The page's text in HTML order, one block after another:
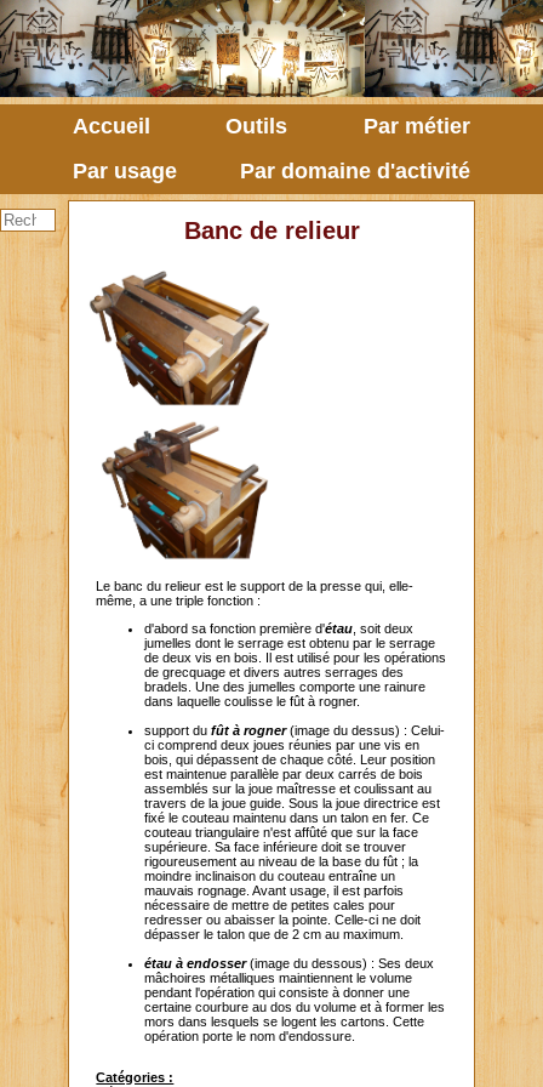
Accueil Outils
Par métier
Par usage
Par domaine d'activité
Banc de relieur
Le banc du relieur est le support de la presse qui, elle-
même, a une triple fonction :
d'abord sa fonction première d'étau , soit deux
jumelles dont le serrage est obtenu par le serrage
de deux vis en bois. Il est utilisé pour les opérations
de grecquage et divers autres serrages des
bradels. Une des jumelles comporte une rainure
dans laquelle coulisse le fût à rogner.
support dufût à rogner(image du dessus) : Celui-
ci comprend deux joues réunies par une vis en
bois, qui dépassent de chaque côté. Leur position
est maintenue parallèle par deux carrés de bois
assemblés sur la joue maîtresse et coulissant au
travers de la joue guide. Sous la joue directrice est
fixé le couteau maintenu dans un talon en fer. Ce
couteau triangulaire n'est affûté que sur la face
supérieure. Sa face inférieure doit se trouver
rigoureusement au niveau de la base du fût ; la
moindre inclinaison du couteau entraîne un
mauvais rognage. Avant usage, il est parfois
nécessaire de mettre de petites cales pour
redresser ou abaisser la pointe. Celle-ci ne doit
dépasser le talon que de 2 cm au maximum.
étau à endosser(image du dessous) : Ses deux
mâchoires métalliques maintiennent le volume
pendant l'opération qui consiste à donner une
certaine courbure au dos du volume et à former les
mors dans lesquels se logent les cartons. Cette
opération porte le nom d'endossure.
Catégories :